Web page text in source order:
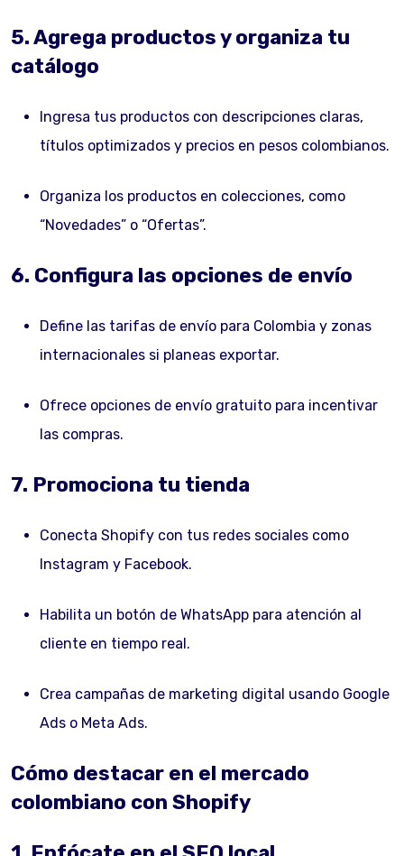
5. Agrega productos y organiza tu
catálogo
Ingresa tus productos con descripciones claras,
títulos optimizados y precios en pesos colombianos.
Organiza los productos en colecciones, como
“Novedades” o “Ofertas”.
6. Configura las opciones de envío
Define las tarifas de envío para Colombia y zonas
internacionales si planeas exportar.
Ofrece opciones de envío gratuito para incentivar
las compras.
7. Promociona tu tienda
Conecta Shopify con tus redes sociales como
Instagram y Facebook.
Habilita un botón de WhatsApp para atención al
cliente en tiempo real.
Crea campañas de marketing digital usando Google
Ads o Meta Ads.
Cómo destacar en el mercado
colombiano con Shopify